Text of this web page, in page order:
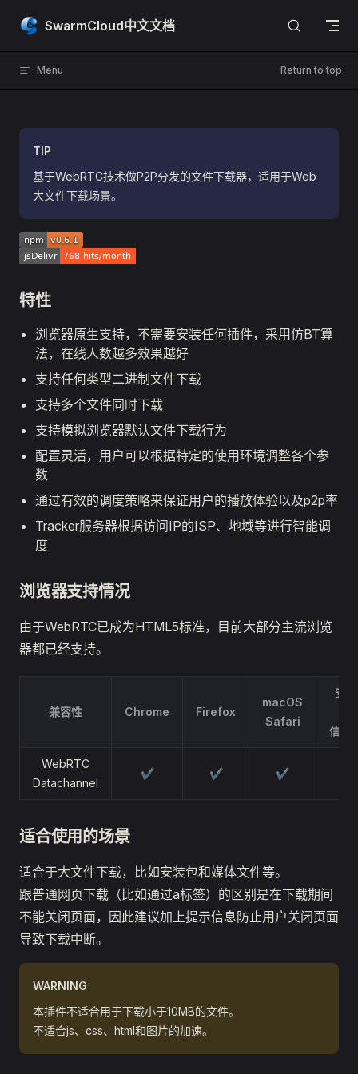
Skip to content
SwarmCloud中文文档
Menu Return to top
TIP
基于WebRTC技术做P2P分发的文件下载器，适用于Web
大文件下载场景。
特性
浏览器原生支持，不需要安装任何插件，采用仿BT算
法，在线人数越多效果越好
支持任何类型二进制文件下载
支持多个文件同时下载
支持模拟浏览器默认文件下载行为
配置灵活，用户可以根据特定的使用环境调整各个参
数
通过有效的调度策略来保证用户的播放体验以及p2p率
Tracker服务器根据访问IP的ISP、地域等进行智能调
度
浏览器支持情况
由于WebRTC已成为HTML5标准，目前大部分主流浏览
器都已经支持。
兼容性 Chrome Firefox
macOS
Safari
安卓
信/
WebRTC
Datachannel
✔ ✔ ✔
适合使用的场景
适合于大文件下载，比如安装包和媒体文件等。
跟普通网页下载（比如通过a标签）的区别是在下载期间
不能关闭页面，因此建议加上提示信息防止用户关闭页面
导致下载中断。
WARNING
本插件不适合用于下载小于10MB的文件。
不适合js、css、html和图片的加速。